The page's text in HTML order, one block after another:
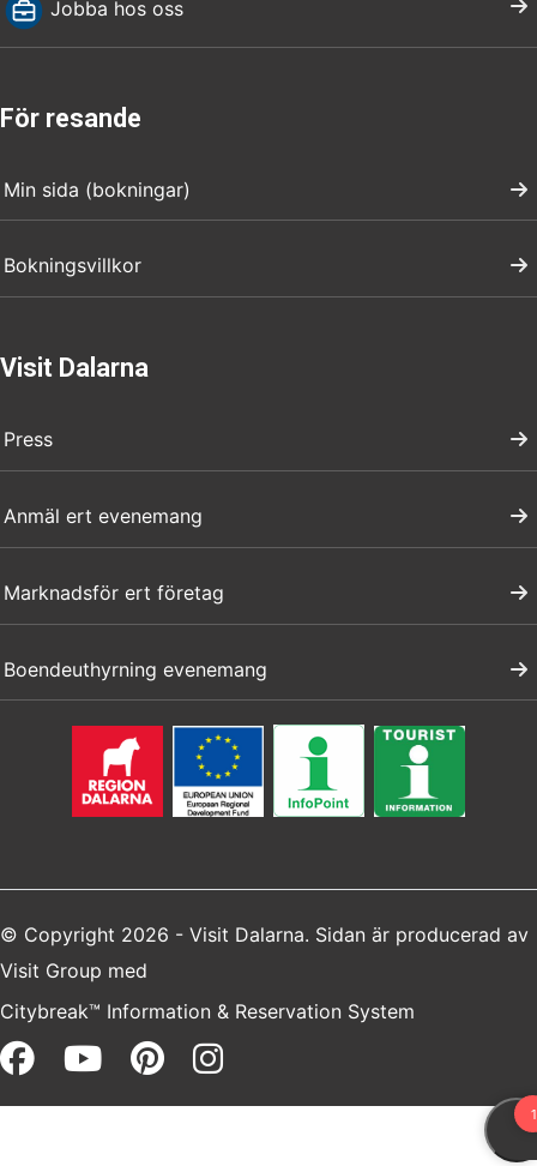
Jobba hos oss
För resande
Min sida (bokningar)
Bokningsvillkor
Visit Dalarna
Press
Anmäl ert evenemang
Marknadsför ert företag
Boendeuthyrning evenemang
© Copyright 2026 - Visit Dalarna. Sidan är producerad av
Visit Group med
Citybreak™ Information & Reservation System
Facebook (opens in a new
Youtube (opens in a new
Pinterest (opens in a
Instagram (opens